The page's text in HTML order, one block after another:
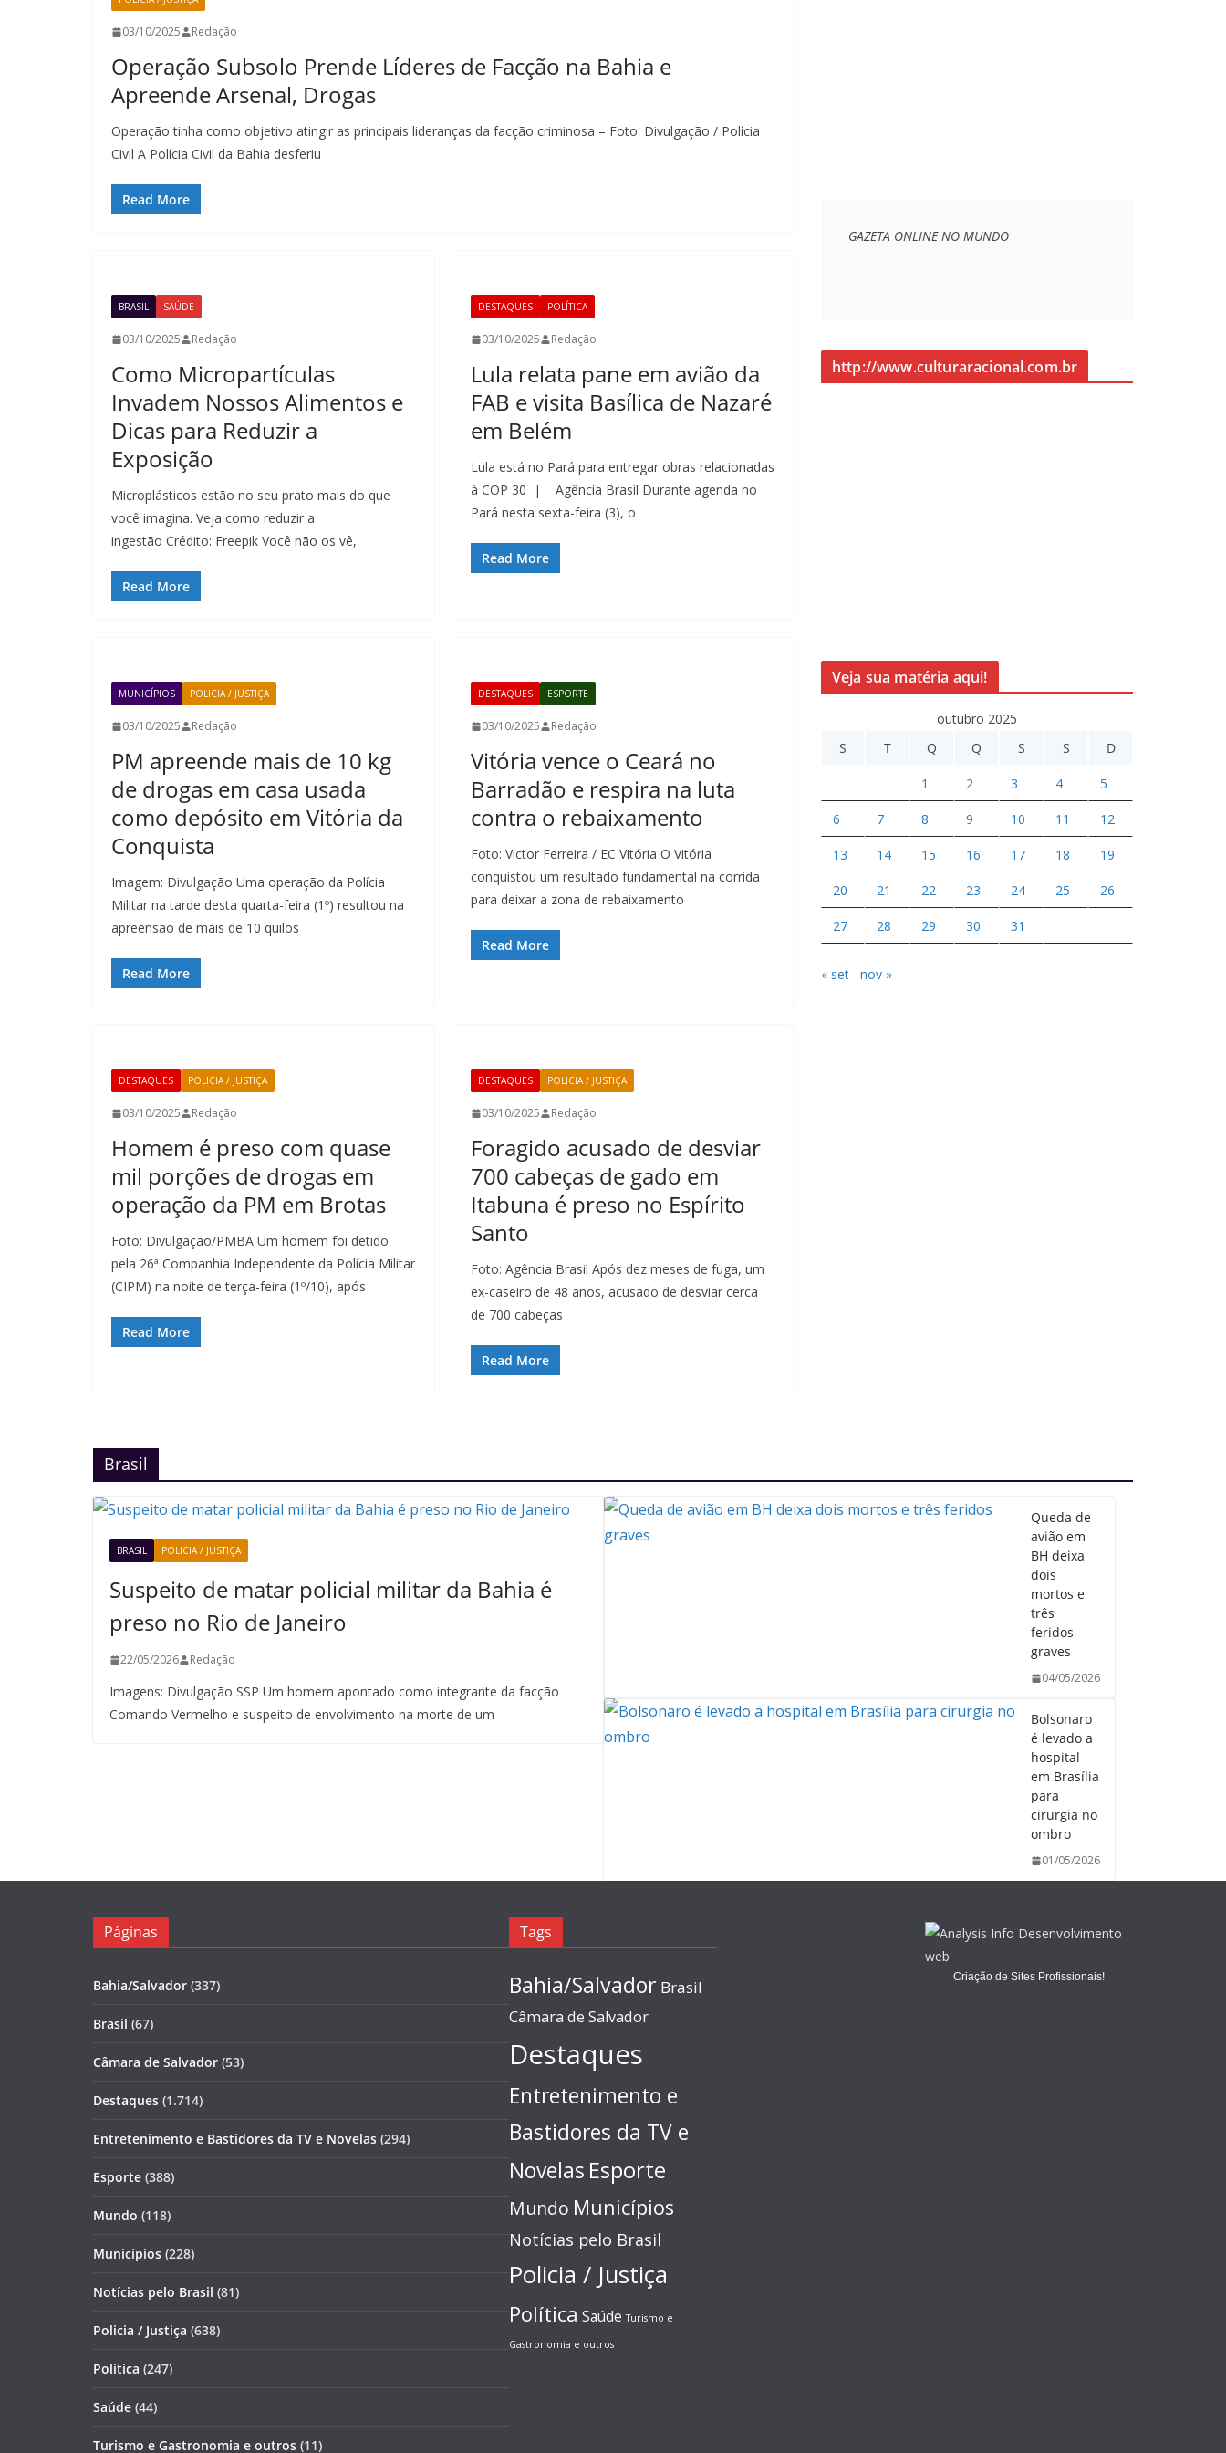
03/10/2025 Redação
Operação Subsolo Prende Líderes de Facção na Bahia e
Apreende Arsenal, Drogas
Operação tinha como objetivo atingir as principais lideranças da facção criminosa – Foto: Divulgação / Polícia
Civil A Polícia Civil da Bahia desferiu
Read More
BRASIL SAÚDE
03/10/2025 Redação
Como Micropartículas
Invadem Nossos Alimentos e
Dicas para Reduzir a
Exposição
Microplásticos estão no seu prato mais do que
você imagina. Veja como reduzir a
ingestão Crédito: Freepik Você não os vê,
Read More
DESTAQUES POLÍTICA
03/10/2025 Redação
Lula relata pane em avião da
FAB e visita Basílica de Nazaré
em Belém
Lula está no Pará para entregar obras relacionadas
à COP 30 | Agência Brasil Durante agenda no
Pará nesta sexta-feira (3), o
Read More
MUNICÍPIOS POLICIA / JUSTIÇA
03/10/2025 Redação
PM apreende mais de 10 kg
de drogas em casa usada
como depósito em Vitória da
Conquista
Imagem: Divulgação Uma operação da Polícia
Militar na tarde desta quarta-feira (1º) resultou na
apreensão de mais de 10 quilos
Read More
DESTAQUES ESPORTE
03/10/2025 Redação
Vitória vence o Ceará no
Barradão e respira na luta
contra o rebaixamento
Foto: Victor Ferreira / EC Vitória O Vitória
conquistou um resultado fundamental na corrida
para deixar a zona de rebaixamento
Read More
DESTAQUES POLICIA / JUSTIÇA
03/10/2025 Redação
Homem é preso com quase
mil porções de drogas em
operação da PM em Brotas
Foto: Divulgação/PMBA Um homem foi detido
pela 26ª Companhia Independente da Polícia Militar
(CIPM) na noite de terça-feira (1º/10), após
Read More
DESTAQUES POLICIA / JUSTIÇA
03/10/2025 Redação
Foragido acusado de desviar
700 cabeças de gado em
Itabuna é preso no Espírito
Santo
Foto: Agência Brasil Após dez meses de fuga, um
ex-caseiro de 48 anos, acusado de desviar cerca
de 700 cabeças
Read More
GAZETA ONLINE NO MUNDO
http://www.culturaracional.com.br
Veja sua matéria aqui!
outubro 2025
S
T Q Q S S D
1 2 3 4 5
6 7 8 9 10 11 12
13 14 15 16 17 18 19
20 21 22 23 24 25 26
27 28 29 30 31
« set nov »
Brasil
BRASIL POLICIA / JUSTIÇA
Suspeito de matar policial militar da Bahia é
preso no Rio de Janeiro
22/05/2026 Redação
Imagens: Divulgação SSP Um homem apontado como integrante da facção
Comando Vermelho e suspeito de envolvimento na morte de um
Queda de
avião em
BH deixa
dois
mortos e
três
feridos
graves
04/05/2026
Bolsonaro
é levado a
hospital
em Brasília
para
cirurgia no
ombro
01/05/2026
Páginas
Bahia/Salvador (337)
Brasil (67)
Câmara de Salvador (53)
Destaques (1.714)
Entretenimento e Bastidores da TV e Novelas (294)
Esporte (388)
Mundo (118)
Municípios (228)
Notícias pelo Brasil (81)
Policia / Justiça (638)
Política (247)
Saúde (44)
Turismo e Gastronomia e outros (11)
Tags
Bahia/Salvador Brasil
Câmara de Salvador
Destaques
Entretenimento e
Bastidores da TV e
Novelas Esporte
Mundo Municípios
Notícias pelo Brasil
Policia / Justiça
Política Saúde Turismo e
Gastronomia e outros
Criação de Sites Profissionais!